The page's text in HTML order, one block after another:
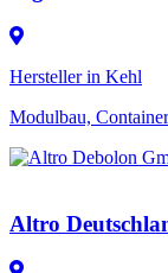
Hersteller in Kehl
Modulbau,
Altro